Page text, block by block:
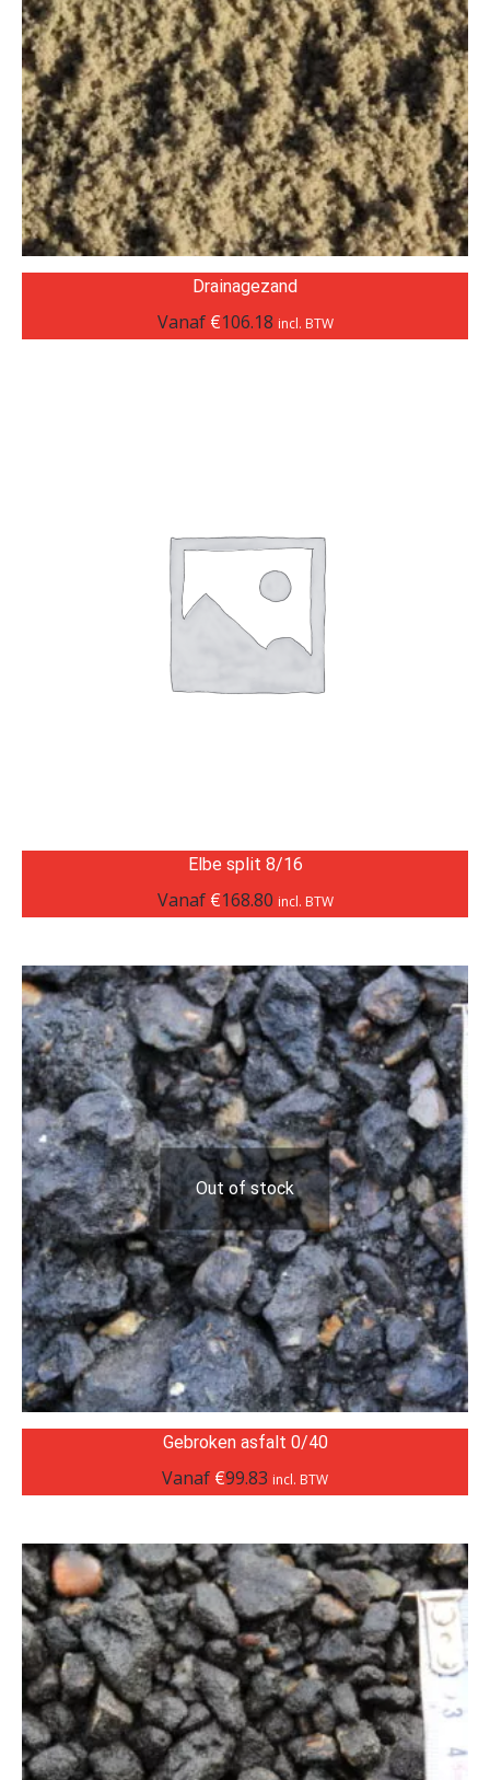
Drainagezand
Vanaf €106.18 incl. BTW
Elbe split 8/16
Vanaf €168.80 incl. BTW
Out of stock
Gebroken asfalt 0/40
Vanaf €99.83 incl. BTW